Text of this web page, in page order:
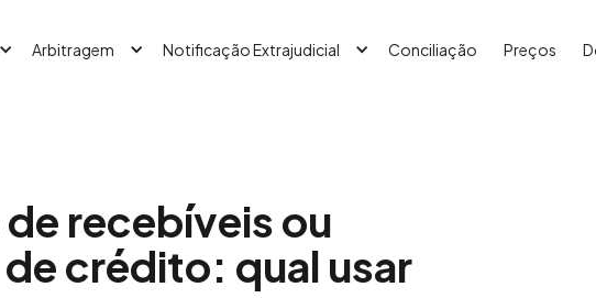
Arbitragem Notificação Extrajudicial Conciliação Preços
recebíveis ou
crédito: qual usar